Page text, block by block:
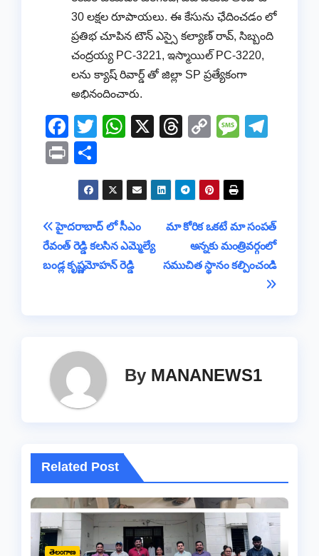
30 లక్షల రూపాయలు. ఈ కేసును ఛేదించడం లో
ప్రతిభ చూపిన టౌన్ ఎస్సై కల్యాణ్ రావ్, సిబ్బంది
చంద్రయ్య PC-3221, ఇస్మాయిల్ PC-3220,
లను క్యాష్ రివార్డ్ తో జిల్లా SP ప్రత్యేకంగా
అభినందించారు.
F
a
c
e
b
o
o
T
er
W
s
A
p
p
X
T
a
d
s
C
y
Li
n
k
M
a
g
e
a
m
Pr
in h
ar
e
Post
navigation
మా కోరిక ఒకటే మా సంపత్
అన్నకు మంత్రివర్గంలో
సముచిత స్థానం కల్పించండి
హైదరాబాద్ లో సీఎం
రేవంత్ రెడ్డి కలసిన ఎమ్మెల్యే
బండ్ల కృష్ణమోహన్ రెడ్డి
By MANANEWS1
Related Post
తెలంగాణ